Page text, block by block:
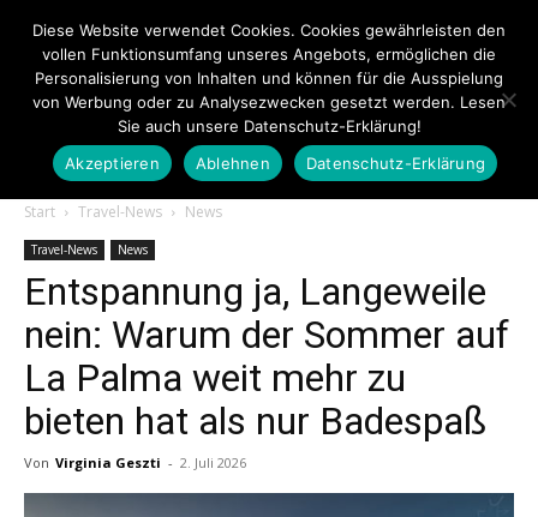
Touristiknews.de
|
Touristiknews
und
Start Travel-News News
Travel-News News
Entspannung ja, Langeweile
nein: Warum der Sommer auf
La Palma weit mehr zu
bieten hat als nur Badespaß
Von Virginia Geszti - 2. Juli 2026
Diese Website verwendet Cookies. Cookies gewährleisten den
vollen Funktionsumfang unseres Angebots, ermöglichen die
Personalisierung von Inhalten und können für die Ausspielung
von Werbung oder zu Analysezwecken gesetzt werden. Lesen
Sie auch unsere Datenschutz-Erklärung!
Akzeptieren
Ablehnen Datenschutz-Erklärung